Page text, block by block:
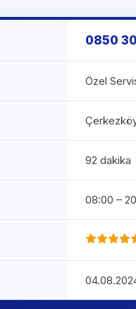
0850
Özel
92 dakika
08:00 –